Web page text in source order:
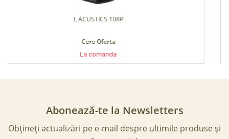
Boxa Pasiva DAS ALTEA 415
Abonează-te la Newsletters
Obțineți actualizări pe e-mail despre ultimile produse și